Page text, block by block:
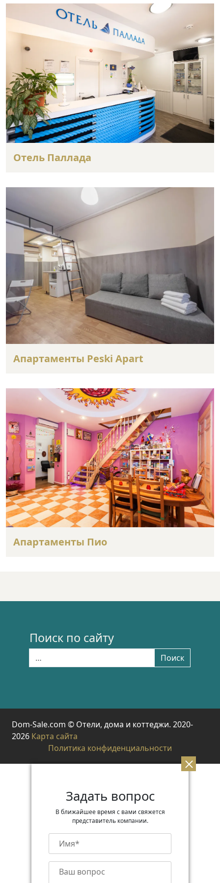
Отель Паллада
Апартаменты Peski Apart
Апартаменты Пио
Поиск по сайту
Поиск
Dom-Sale.com © Отели, дома и коттеджи. 2020-
2026 Карта сайта
Политика конфиденциальности
Задать вопрос
В ближайшее время с вами свяжется
представитель компании.